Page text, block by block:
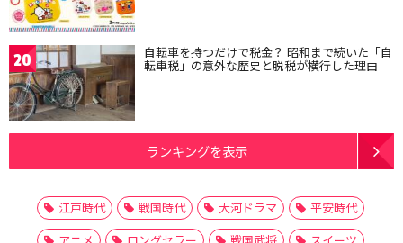
20 自転車を持つだけで税金？ 昭和まで続いた「自
転車税」の意外な歴史と脱税が横行した理由
ランキングを表示
江戸時代 戦国時代 大河ドラマ
平安時代
アニメ
ロングセラー 戦国武将
スイーツ